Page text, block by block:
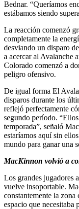
Bednar. “Queríamos
estábamos siendo
La reacción comenzó
completamente la
desviando un disparo
a acercar al Avalanche
Colorado comenzó a
peligro ofensivo.
De igual forma El
disparos durante los
reflejó perfectamente
segundo período.
temporada”, señaló
estaríamos aquí sin
mundo para ganar una
MacKinnon volvió a
Los grandes jugadores
vuelve insoportable.
constantemente la
espacio que necesitaba